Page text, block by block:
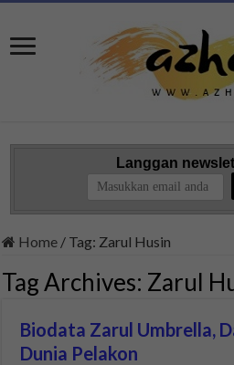
Langgan
Home / Tag: Zarul Husin
Tag Archives: Zarul
Biodata Zarul Umbrella,
Dunia Pelakon